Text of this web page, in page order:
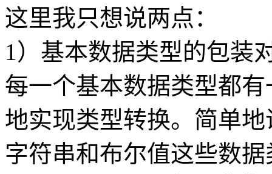
这里我只想说两点：
1）基本数据类型的包装
每一个基本数据类型都
地实现类型转换。简单地
字符串和布尔值这些数